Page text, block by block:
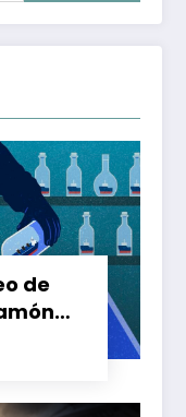
de
de
en